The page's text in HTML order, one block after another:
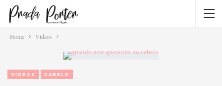
Home Vídeos
VÍDEOS CABELO